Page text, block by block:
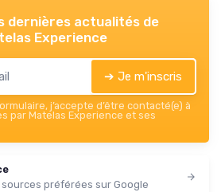
dernières actualités de
Experience
➔ Je m'inscris
j’accepte d’être contacté(e) à
par Matelas Experience et ses
préférées sur Google